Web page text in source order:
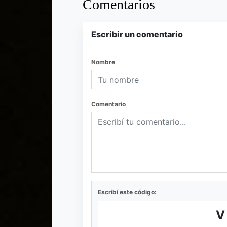
Comentarios
Escribir un comentario
Nombre
Comentario
Escribí este código: